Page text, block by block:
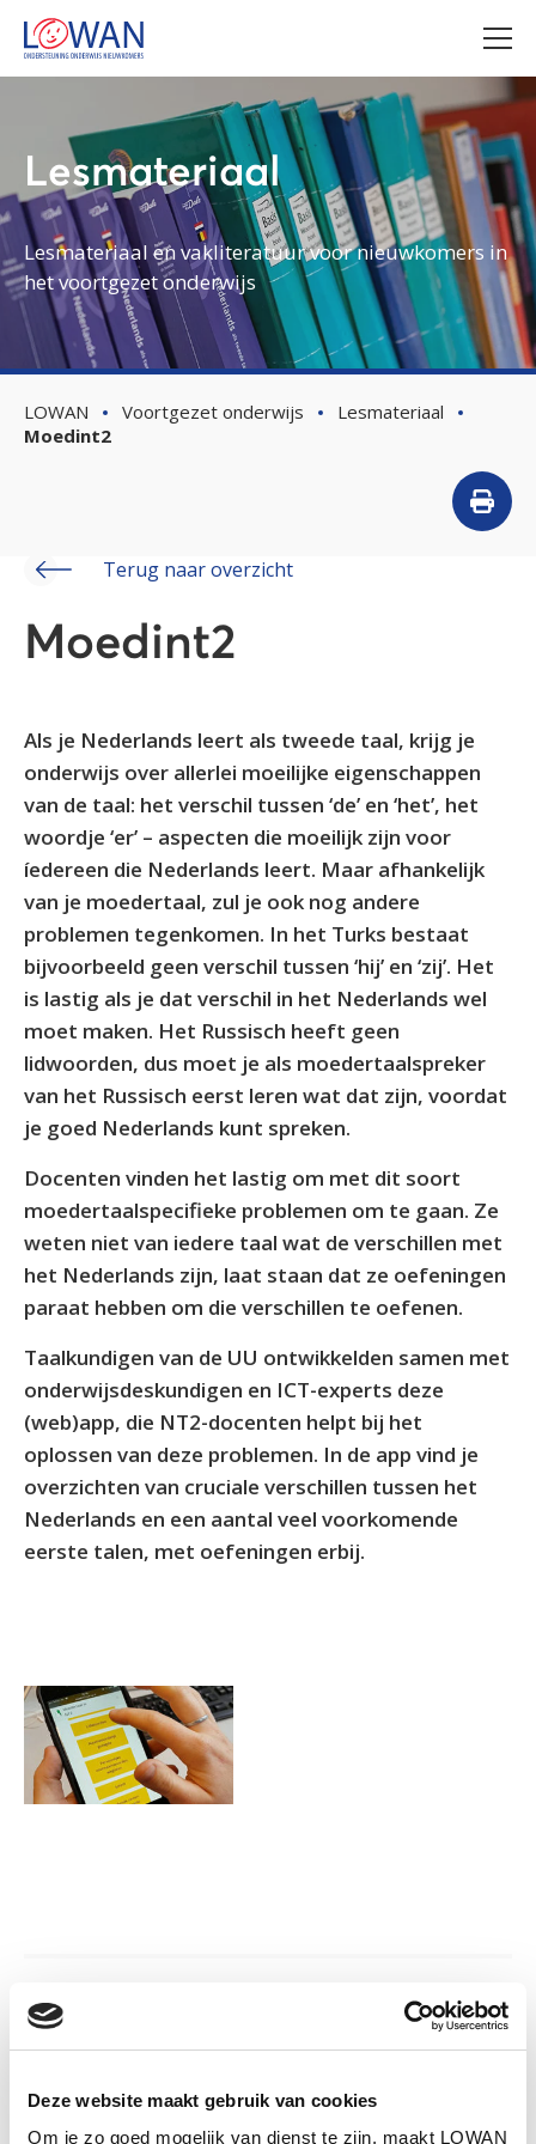
Deze website maakt gebruik van cookies
Om je zo goed mogelijk van dienst te zijn, maakt LOWAN
Lesmateriaal
Lesmateriaal en vakliteratuur voor nieuwkomers in
het voortgezet onderwijs
LOWAN Voortgezet onderwijs
Lesmateriaal
Moedint2
Terug naar overzicht
Moedint2
Als je Nederlands leert als tweede taal, krijg je
onderwijs over allerlei moeilijke eigenschappen
van de taal: het verschil tussen ‘de’ en ‘het’, het
woordje ‘er’ – aspecten die moeilijk zijn voor
íedereen die Nederlands leert. Maar afhankelijk
van je moedertaal, zul je ook nog andere
problemen tegenkomen. In het Turks bestaat
bijvoorbeeld geen verschil tussen ‘hij’ en ‘zij’. Het
is lastig als je dat verschil in het Nederlands wel
moet maken. Het Russisch heeft geen
lidwoorden, dus moet je als moedertaalspreker
van het Russisch eerst leren wat dat zijn, voordat
je goed Nederlands kunt spreken.
Docenten vinden het lastig om met dit soort
moedertaalspecifieke problemen om te gaan. Ze
weten niet van iedere taal wat de verschillen met
het Nederlands zijn, laat staan dat ze oefeningen
paraat hebben om die verschillen te oefenen.
Taalkundigen van de UU ontwikkelden samen met
onderwijsdeskundigen en ICT-experts deze
(web)app, die NT2-docenten helpt bij het
oplossen van deze problemen. In de app vind je
overzichten van cruciale verschillen tussen het
Nederlands en een aantal veel voorkomende
eerste talen, met oefeningen erbij.
Informatie
Auteur(s):
Taalkundigen
Uitgever: Universiteit Utrecht